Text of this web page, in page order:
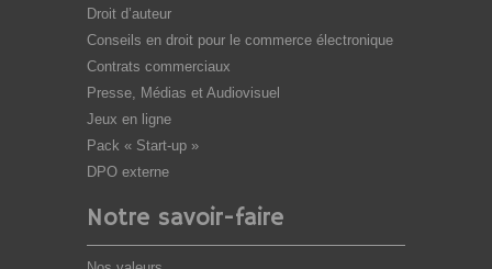
Droit d’auteur
Conseils en droit pour le commerce électronique
Contrats commerciaux
Presse, Médias et Audiovisuel
Jeux en ligne
Pack « Start-up »
DPO externe
Notre savoir-faire